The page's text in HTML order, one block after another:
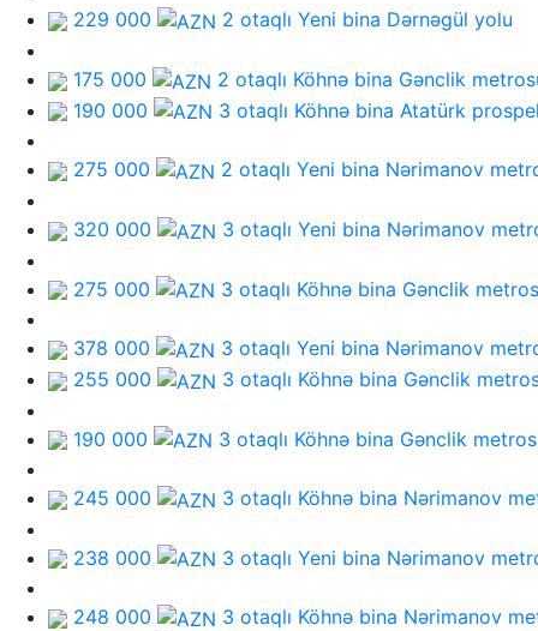
229 000 2 otaqlı Yeni bina Dərnəgül yolu
175 000 2 otaqlı Köhnə bina Gənclik
190 000
3 otaqlı Köhnə bina Atatürk
275 000 2 otaqlı Yeni bina Nərimanov
320 000 3 otaqlı Yeni bina Nərimanov
275 000 3 otaqlı Köhnə bina Gənclik
378 000 3 otaqlı Yeni bina Nərimanov
255 000
3 otaqlı Köhnə bina Gənclik
190 000 3 otaqlı Köhnə bina Gənclik
245 000 3 otaqlı Köhnə bina Nərimanov
238 000 3 otaqlı Yeni bina Nərimanov
248 000 3 otaqlı Köhnə bina Nərimanov